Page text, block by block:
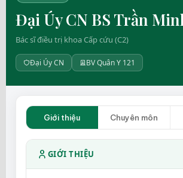
Đại Úy CN BS Trần
Bác sĩ điều trị khoa Cấp cứu (C2)
Đại Úy CN BV Quân Y 121
Giới thiệu Chuyên môn
GIỚI THIỆU